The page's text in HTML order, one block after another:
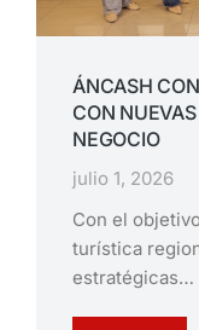
ÁNCASH
CON
NEGOCIO
julio 1, 2026
Con el
turística
estratégicas…